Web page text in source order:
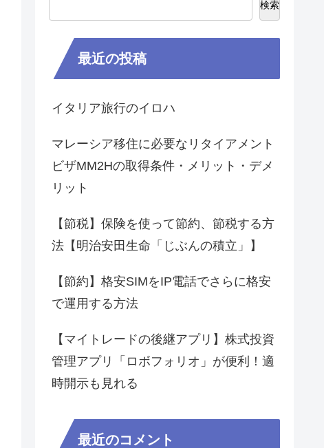
検索
最近の投稿
イタリア旅行のイロハ
マレーシア移住に必要なリタイアメント
ビザMM2Hの取得条件・メリット・デメ
リット
【節税】保険を使って節約、節税する方
法【明治安田生命「じぶんの積立」】
【節約】格安SIMをIP電話でさらに格安
で運用する方法
【マイトレードの後継アプリ】株式投資
管理アプリ「ロボフォリオ」が便利！適
時開示も見れる
最近のコメント